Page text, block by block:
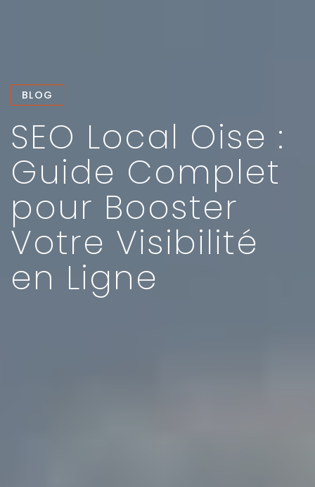
BLOG
SEO Local Oise :
Guide Complet
pour Booster
Votre Visibilité
en Ligne